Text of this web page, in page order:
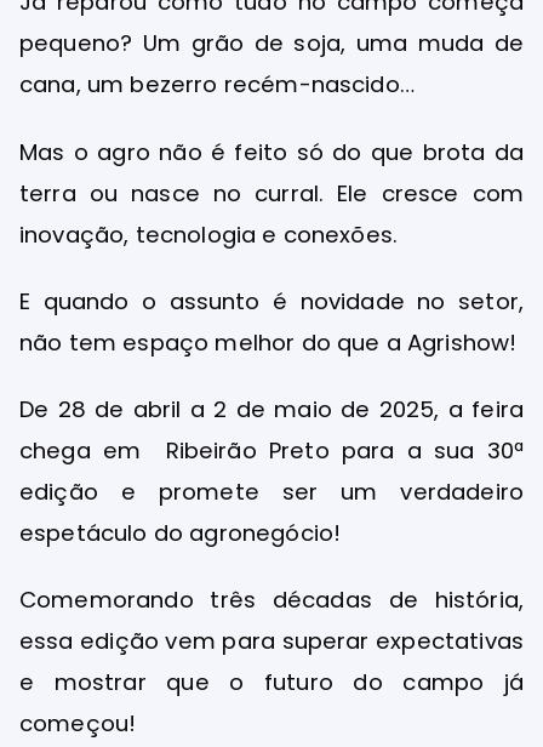
pequeno? Um grão de soja, uma muda de
cana, um bezerro recém-nascido…
Mas o agro não é feito só do que brota da
terra ou nasce no curral. Ele cresce com
inovação, tecnologia e conexões.
E quando o assunto é novidade no setor,
não tem espaço melhor do que a Agrishow!
De 28 de abril a 2 de maio de 2025, a feira
chega em Ribeirão Preto para a sua 30ª
edição e promete ser um verdadeiro
espetáculo do agronegócio!
Comemorando três décadas de história,
essa edição vem para superar expectativas
e mostrar que o futuro do campo já
começou!